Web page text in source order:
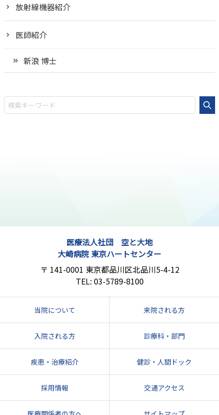
放射線機器紹介
医師紹介
新浪 博士
医療法人社団 空と大地
大崎病院 東京ハートセンター
141-0001 東京都品川区北品川5-4-12
03-5789-8100
当院について 来院される方
入院される方 診療科・部門
疾患・治療紹介 健診・人間ドック
採用情報 交通アクセス